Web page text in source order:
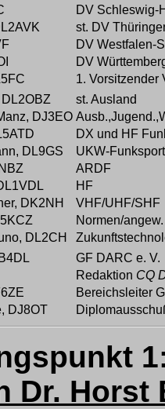
DV Schleswig-
st. DV
DV Westfalen-
DV
1. Vorsitzender
st. Ausland
DJ3EO
DX und HF
DL9GS
UKW-Funksport
ARDF
HF
DK2NH
VHF/UHF/SHF
Normen/
DL2CH
GF DARC e. V.
Redaktion CQ
Bereichsleiter
DJ8OT
Dr. Horst